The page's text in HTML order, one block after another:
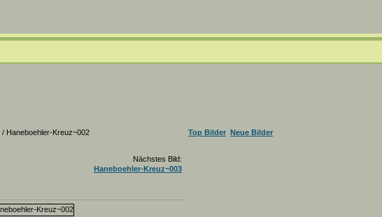
/ Haneboehler-Kreuz~002 Top Bilder Neue Bilder
Nächstes Bild:
Haneboehler-Kreuz~003